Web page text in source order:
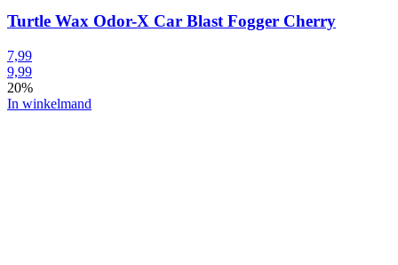
Turtle Wax Odor-X Car Blast Fogger Cherry
7,99
9,99
20%
In winkelmand